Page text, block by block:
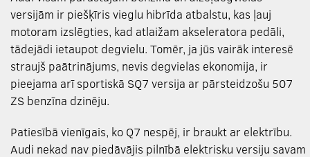
versijām ir piešķīris vieglu hibrīda atbalstu, kas ļauj
motoram izslēgties, kad atlaižam akseleratora pedāli,
tādejādi ietaupot degvielu. Tomēr, ja jūs vairāk interesē
straujš paātrinājums, nevis degvielas ekonomija, ir
pieejama arī sportiskā SQ7 versija ar pārsteidzošu 507
ZS benzīna dzinēju.
Patiesībā vienīgais, ko Q7 nespēj, ir braukt ar elektrību.
Audi nekad nav piedāvājis pilnībā elektrisku versiju savam